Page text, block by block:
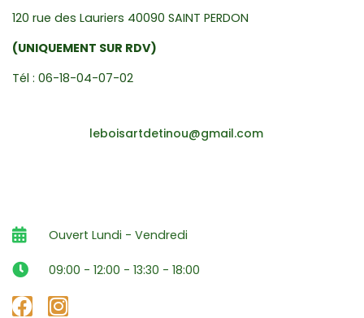
120 rue des Lauriers 40090 SAINT PERDON
(UNIQUEMENT SUR RDV)
Tél : 06-18-04-07-02
leboisartdetinou@gmail.com
Ouvert Lundi - Vendredi
09:00 - 12:00 - 13:30 - 18:00